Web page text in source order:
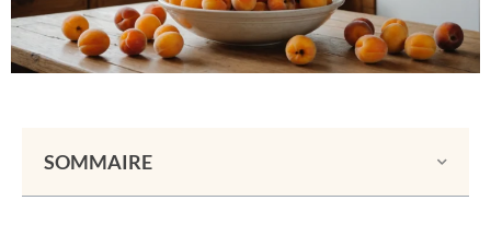
SOMMAIRE